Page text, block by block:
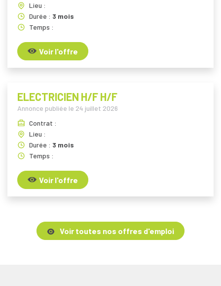
Lieu :
Durée : 3 mois
Temps :
Voir l'offre
ELECTRICIEN H/F H/F
Annonce publiée le 24 juillet 2026
Contrat :
Lieu :
Durée : 3 mois
Temps :
Voir l'offre
Voir toutes nos offres d'emploi